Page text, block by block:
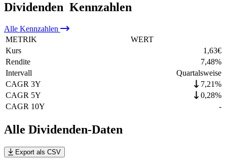
Dividenden Kennzahlen
Alle Kennzahlen
METRIK
WERT
Kurs
1,63€
Rendite
7,48%
Intervall
Quartalsweise
CAGR 3Y
7,21%
CAGR 5Y
0,28%
CAGR 10Y
-
Alle Dividenden-Daten
Export als CSV